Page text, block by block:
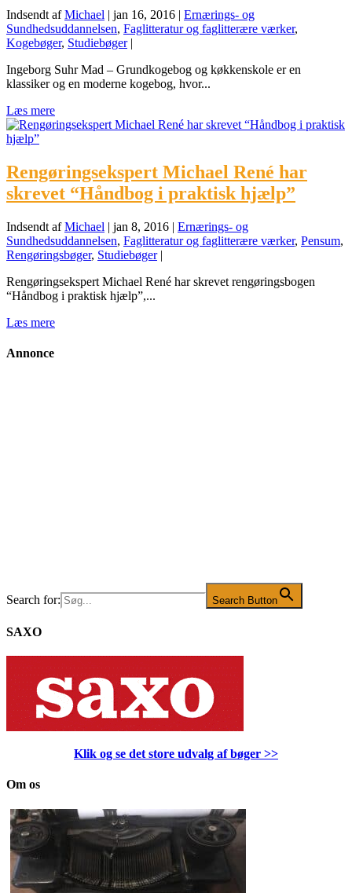
Indsendt afMichael | jan 16, 2016 | Ernærings- og
Sundhedsuddannelsen, Faglitteratur og faglitterære værker,
Kogebøger, Studiebøger|
Ingeborg Suhr Mad – Grundkogebog og køkkenskole er en
klassiker og en moderne kogebog, hvor...
Læs mere
Rengøringsekspert Michael René har
skrevet “Håndbog i praktisk hjælp”
Indsendt afMichael | jan 8, 2016 | Ernærings- og
Sundhedsuddannelsen, Faglitteratur og faglitterære værker, Pensum,
Rengøringsbøger, Studiebøger|
Rengøringsekspert Michael René har skrevet rengøringsbogen
“Håndbog i praktisk hjælp”,...
Læs mere
Annonce
Search for: Search Button
SAXO
Klik og se det store udvalg af bøger >>
Om os